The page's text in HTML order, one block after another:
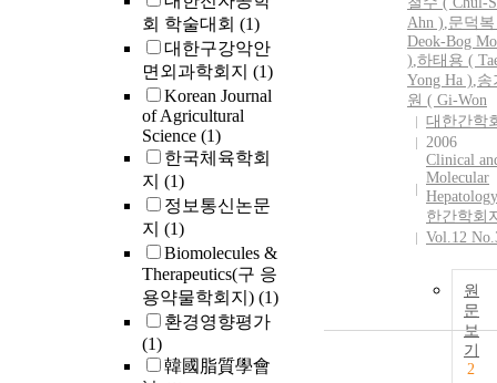
회 학술대회 (1)
대한구강악안
면외과학회지 (1)
Korean Journal
of Agricultural
Science (1)
한국체육학회
지 (1)
정보통신논문
지 (1)
Biomolecules &
Therapeutics(구 응
용약물학회지) (1)
환경영향평가
(1)
韓國脂質學會
Ahn ),문덕
Deok-Bog
),하태용 (
Yong Ha ),송
원 ( Gi-Won
대한간학
2006
Clinical
Molecular
한간학회
Vol.12
원
문
보
기
2